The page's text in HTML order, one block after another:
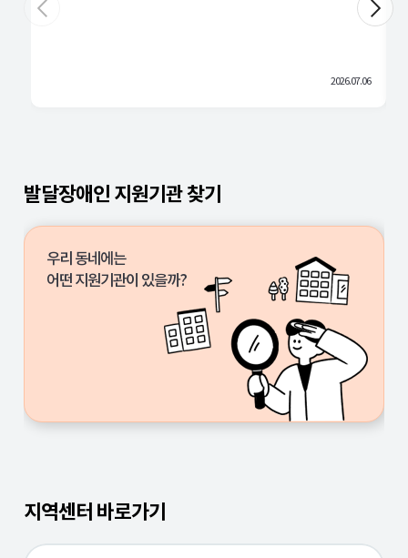
2026.07.06
발달장애인 지원기관 찾기
우리 동네에는
어떤 지원기관이 있을까?
지역센터 바로가기
부산
광주
대전
울산